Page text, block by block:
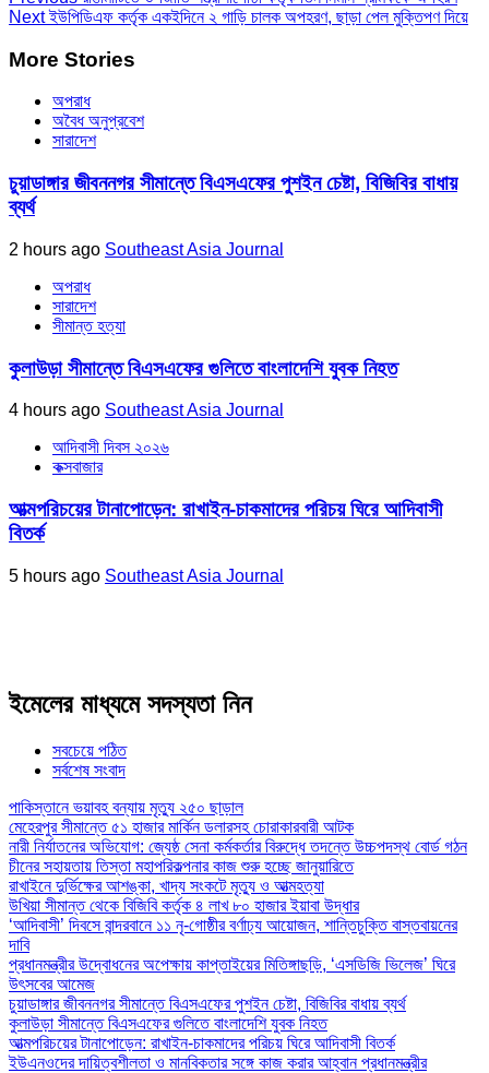
Nextইউপিডিএফ কর্তৃক একইদিনে ২ গাড়ি চালক অপহরণ, ছাড়া পেল মুক্তিপণ দিয়ে
More Stories
অপরাধ
অবৈধ অনুপ্রবেশ
সারাদেশ
চুয়াডাঙ্গার জীবননগর সীমান্তে বিএসএফের পুশইন চেষ্টা, বিজিবির বাধায়
ব্যর্থ
2 hours ago Southeast Asia Journal
অপরাধ
সারাদেশ
সীমান্ত হত্যা
কুলাউড়া সীমান্তে বিএসএফের গুলিতে বাংলাদেশি যুবক নিহত
4 hours ago Southeast Asia Journal
আদিবাসী দিবস ২০২৬
কক্সবাজার
আত্মপরিচয়ের টানাপোড়েন: রাখাইন-চাকমাদের পরিচয় ঘিরে আদিবাসী
বিতর্ক
5 hours ago Southeast Asia Journal
ইমেলের মাধ্যমে সদস্যতা নিন
সবচেয়ে পঠিত
সর্বশেষ সংবাদ
পাকিস্তানে ভয়াবহ বন্যায় মৃত্যু ২৫০ ছাড়াল
মেহেরপুর সীমান্তে ৫১ হাজার মার্কিন ডলারসহ চোরাকারবারী আটক
নারী নির্যাতনের অভিযোগ: জ্যেষ্ঠ সেনা কর্মকর্তার বিরুদ্ধে তদন্তে উচ্চপদস্থ বোর্ড গঠন
চীনের সহায়তায় তিস্তা মহাপরিকল্পনার কাজ শুরু হচ্ছে জানুয়ারিতে
রাখাইনে দুর্ভিক্ষের আশঙ্কা, খাদ্য সংকটে মৃত্যু ও আত্মহত্যা
উখিয়া সীমান্ত থেকে বিজিবি কর্তৃক ৪ লাখ ৮০ হাজার ইয়াবা উদ্ধার
‘আদিবাসী’ দিবসে বান্দরবানে ১১ নৃ-গোষ্ঠীর বর্ণাঢ্য আয়োজন, শান্তিচুক্তি বাস্তবায়নের
দাবি
প্রধানমন্ত্রীর উদ্বোধনের অপেক্ষায় কাপ্তাইয়ের মিতিঙ্গাছড়ি, ‘এসডিজি ভিলেজ’ ঘিরে
উৎসবের আমেজ
চুয়াডাঙ্গার জীবননগর সীমান্তে বিএসএফের পুশইন চেষ্টা, বিজিবির বাধায় ব্যর্থ
কুলাউড়া সীমান্তে বিএসএফের গুলিতে বাংলাদেশি যুবক নিহত
আত্মপরিচয়ের টানাপোড়েন: রাখাইন-চাকমাদের পরিচয় ঘিরে আদিবাসী বিতর্ক
ইউএনওদের দায়িত্বশীলতা ও মানবিকতার সঙ্গে কাজ করার আহ্বান প্রধানমন্ত্রীর